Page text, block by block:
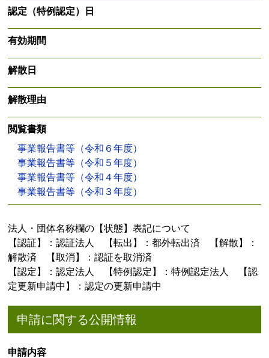
認定（特例認定）日
有効期間
解散日
解散理由
閲覧書類
事業報告書等（令和６年度）
事業報告書等（令和５年度）
事業報告書等（令和４年度）
事業報告書等（令和３年度）
法人・団体名称欄の【状態】表記について
【認証】：認証法人 【転出】：都外転出済 【解散】：
解散済 【取消】：認証を取消済
【認定】：認定法人 【特例認定】：特例認定法人 【認
定更新申請中】：認定の更新申請中
申請に関する公開情報
申請内容